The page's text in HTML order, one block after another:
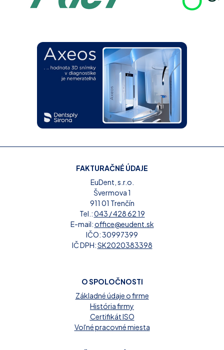
FAKTURAČNÉ ÚDAJE
EuDent, s.r.o.
Švermova 1
911 01 Trenčín
Tel.:043 / 428 62 19
E-mail:office@eudent.sk
IČO: 30997399
IČ DPH:SK2020383398
O SPOLOČNOSTI
Základné údaje o firme
História firmy
Certifikát ISO
Voľné pracovné miesta